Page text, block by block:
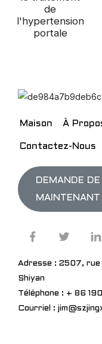
de
l'hypertension
portale
Maison À
Contactez-Nous
DEMANDE
MAINTENANT
Adresse : 2507, rue
Shiyan
Téléphone : + 86
Courriel :